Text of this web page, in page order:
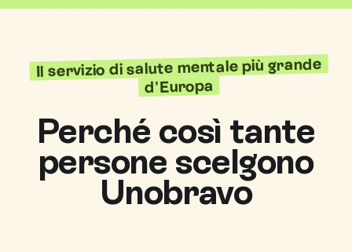
Il servizio di salute mentale più grande
d'Europa
Perché così tante
persone scelgono
Unobravo